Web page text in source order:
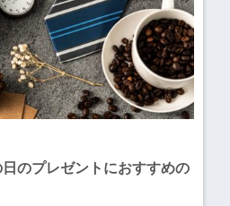
日のプレゼントにおすすめの